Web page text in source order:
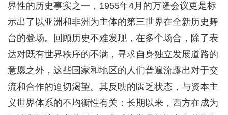
界性的历史事实之一，1955年4月的万隆会议更是标
示出了以亚洲和非洲为主体的第三世界在全新历史舞
台的登场。回顾历史不难发现，在多个场合，除了表
达对既有世界秩序的不满，寻求自身独立发展道路的
意愿之外，这些国家和地区的人们普遍流露出对于交
流和合作的迫切渴望。其反映的匮乏状态，与资本主
义世界体系的不均衡性有关：长期以来，西方在成为